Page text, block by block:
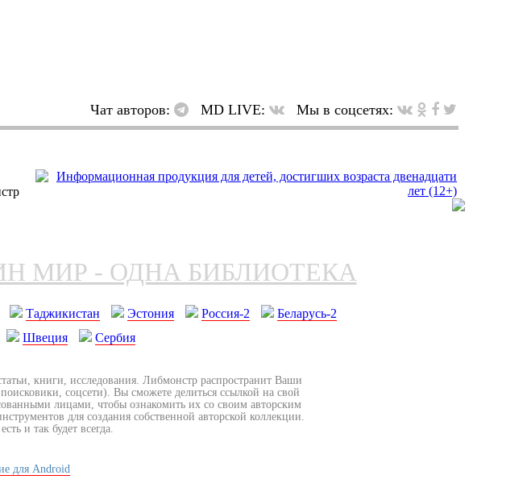
Чат авторов: MD LIVE: Мы в соцсетях:
МИР - ОДНА БИБЛИОТЕКА
Таджикистан Эстония Россия-2
Беларусь-2
Швеция Сербия
книги, исследования. Либмонстр распространит Ваши
соцсети). Вы сможете делиться ссылкой на свой
лицами, чтобы ознакомить их со своим авторским
для создания собственной авторской коллекции.
и так будет всегда.
для Android